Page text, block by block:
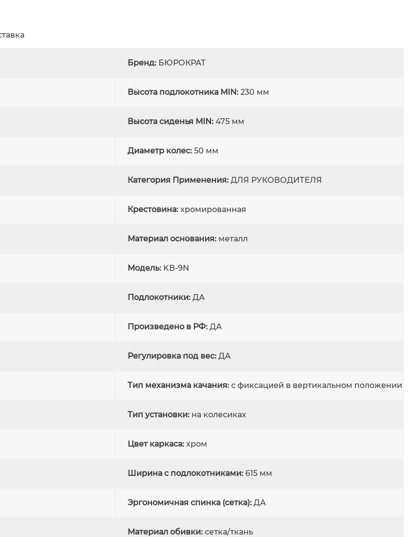
Бренд: БЮРОКРАТ
Высота подлокотника MIN: 230 мм
Высота сиденья MIN: 475 мм
Диаметр колес: 50 мм
Категория Применения: ДЛЯ РУКОВОДИТЕЛЯ
Крестовина: хромированная
Материал основания: металл
Модель: KB-9N
Подлокотники: ДА
Произведено в РФ: ДА
Регулировка под вес: ДА
Тип механизма качания: с фиксацией в вертикальном положении
Тип установки: на колесиках
Цвет каркаса: хром
Ширина с подлокотниками: 615 мм
Эргономичная спинка (сетка): ДА
Материал обивки: сетка/ткань